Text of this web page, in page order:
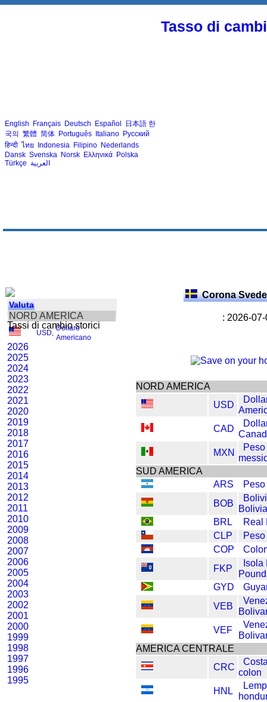
Tasso di
English Français Deutsch Español 日本語 한
국의 繁體 简体 Português Italiano Русский
हिन्दी ไทย Indonesia Filipino Nederlands
Dansk Svenska Norsk Ελληνικά Polska
Türkçe العربية
Valuta
NORD AMERICA
USD
Dollaro
Americano
Tassi di cambio storici
2026
2025
2024
2023
2022
2021
2020
2019
2018
2017
2016
2015
2014
2013
2012
2011
2010
2009
2008
2007
2006
2005
2004
2003
2002
2001
2000
1999
1998
1997
1996
1995
Corona
: 2026-
NORD AMERICA
USD
CAD
MXN
Peso
SUD AMERICA
ARS
BOB
BRL
Real
CLP
COP
FKP
Pound
GYD
VEB
VEF
AMERICA CENTRALE
CRC
colon
HNL